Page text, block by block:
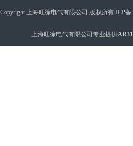
Copyright 上海旺徐电气有限公司 版权所有 ICP备
上海旺徐电气有限公司专业提供